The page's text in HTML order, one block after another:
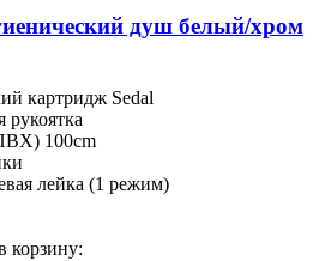
душ белый/хром
картридж Sedal
рукоятка
100cm
лейка (1 режим)
корзину: